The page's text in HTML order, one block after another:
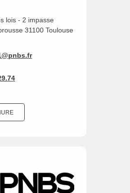
lois - 2 impasse
31100 Toulouse